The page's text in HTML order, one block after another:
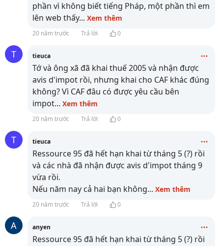
phần vì không biết tiếng Pháp, một phần thì em
lên web thấy... Xem thêm
20 năm trước Trả lời 0
T tieuca
Tớ và ông xã đã khai thuế 2005 và nhận được
avis d'impot rồi, nhưng khai cho CAF khác đúng
không? Vì CAF đâu có được yêu cầu bên
impot... Xem thêm
20 năm trước Trả lời 0
T tieuca
Ressource 95 đã hết hạn khai từ tháng 5 (?) rồi
và các nhà đã nhận được avis d'impot tháng 9
vừa rồi.
Nếu năm nay cả hai bạn không... Xem thêm
20 năm trước Trả lời 0
A anyen
Ressource 95 đã hết hạn khai từ tháng 5 (?) rồi